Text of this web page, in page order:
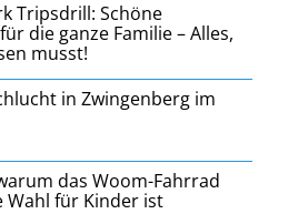
Tripsdrill: Schöne
die ganze Familie – Alles,
musst!
in Zwingenberg im
das Woom-Fahrrad
Wahl für Kinder ist